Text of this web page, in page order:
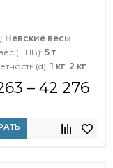
Невские весы
(НПВ): 5 т
(d): 1 кг, 2 кг
– 42 276